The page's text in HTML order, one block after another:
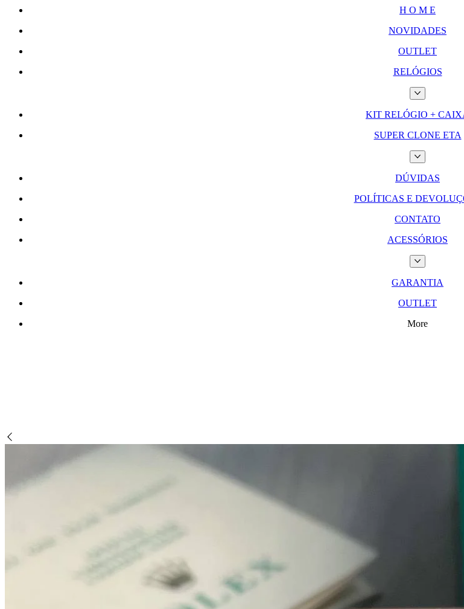
H O M E
NOVIDADES
OUTLET
RELÓGIOS
KIT RELÓGIO +
SUPER CLONE ETA
DÚVIDAS
POLÍTICAS E
CONTATO
ACESSÓRIOS
GARANTIA
OUTLET
More